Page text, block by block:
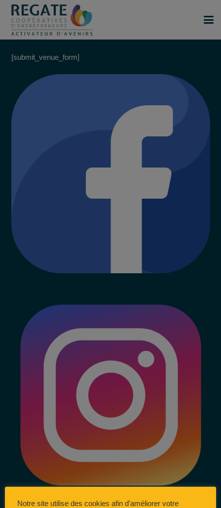
[submit_venue_form]
Notre site utilise des cookies afin d'améliorer votre